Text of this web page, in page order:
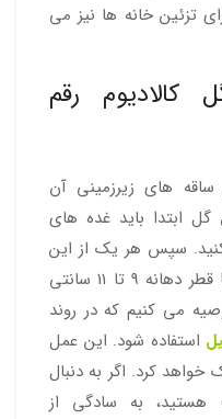
تزئین خانه ها نیز می
رقم
ساقه های زیرزمینی آن
ابتدا باید غده های
کنید. سپس هر یک از این
غده ها را به تنهایی در گلدانی با قطر دهانه 9 تا 11 سانتی
می کنیم که در روند
استفاده شود. این عمل
کرد. اگر به دنبال
هستید، به سادگی از